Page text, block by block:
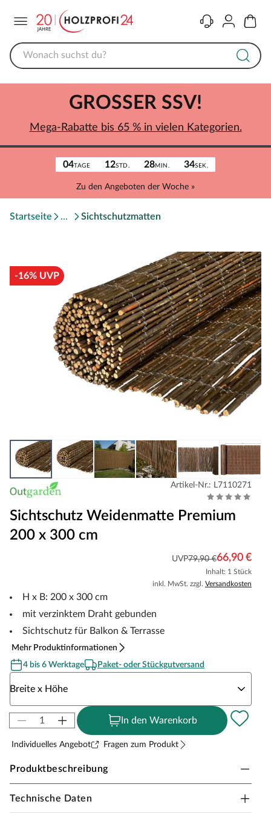
KontaktKonto
04TAGE 12STD. 28MIN. 34SEK.
Zu den Angeboten der Woche »
GROSSER SSV!
Mega-Rabatte bis 65 % in vielen Kategorien.
Startseite Sichtschutzmatten
-16% UVP
Artikel-Nr.: L7110271
Sichtschutz Weidenmatte Premium
200 x 300 cm
UVP79,90 €66,90 €
Inhalt: 1 Stück
inkl. MwSt. zzgl. Versandkosten
H x B: 200 x 300 cm
mit verzinktem Draht gebunden
Sichtschutz für Balkon & Terrasse
Mehr Produktinformationen
4 bis 6 Werktage
Paket- oder Stückgutversand
Breite x Höhe
In den Warenkorb
Individuelles Angebot Fragen zum Produkt
Produktbeschreibung
Sichtschutzmatte aus 100 % Weidenzweigen für
Technische Daten